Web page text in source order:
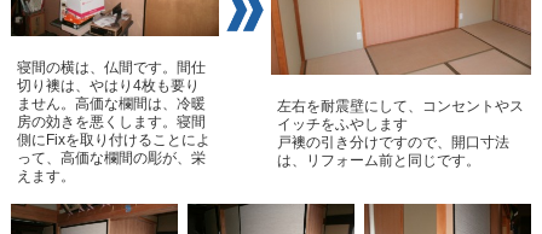
寝間の横は、仏間です。間仕
切り襖は、やはり4枚も要り
ません。高価な欄間は、冷暖
房の効きを悪くします。寝間
側にFixを取り付けることによ
って、高価な欄間の彫が、栄
えます。
左右を耐震壁にして、コンセントやス
イッチをふやします
戸襖の引き分けですので、開口寸法
は、リフォーム前と同じです。